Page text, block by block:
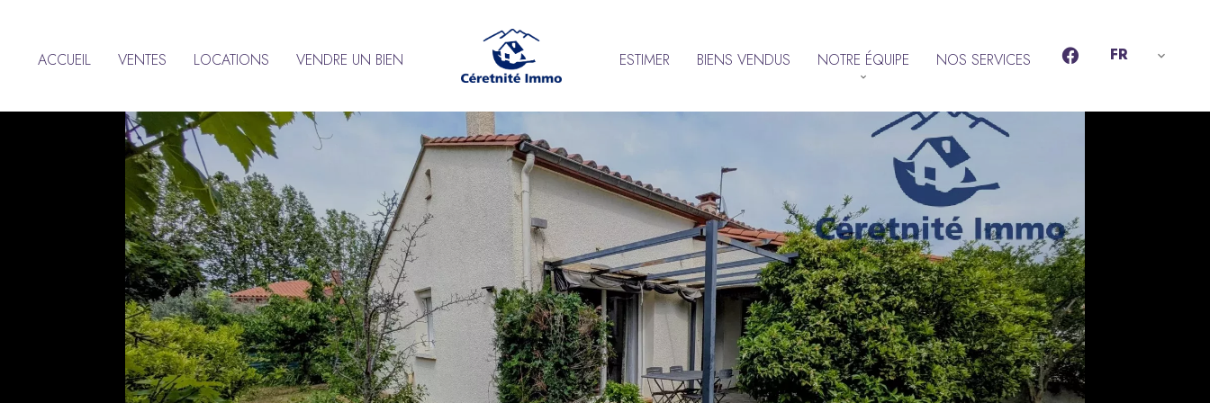
ACCUEIL VENTES LOCATIONS VENDRE UN BIEN ESTIMER BIENS VENDUS NOTRE ÉQUIPE NOS SERVICES FR